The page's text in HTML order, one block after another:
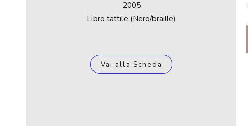
2005
Libro tattile (Nero/braille)
Vai alla Scheda